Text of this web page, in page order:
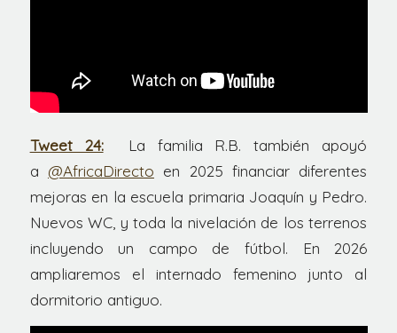
Tweet 24:
La familia R.B. también apoyó
a @AfricaDirecto en 2025 financiar diferentes
mejoras en la escuela primaria Joaquín y Pedro.
Nuevos WC, y toda la nivelación de los terrenos
incluyendo un campo de fútbol. En 2026
ampliaremos el internado femenino junto al
dormitorio antiguo.